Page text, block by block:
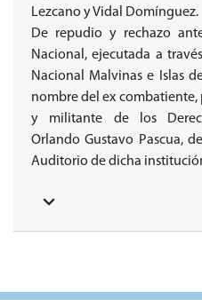
Lezcano y Vidal Domínguez.
De repudio y rechazo
Nacional, ejecutada a
Nacional Malvinas e Islas
nombre del ex
y militante de los
Orlando Gustavo Pascua,
Auditorio de dicha